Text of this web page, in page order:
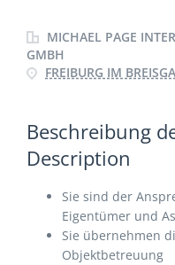
MICHAEL PAGE
GMBH
FREIBURG IM
Beschreibung
Description
Sie sind der
Eigentümer und
Sie übernehmen
Objektbetreuung